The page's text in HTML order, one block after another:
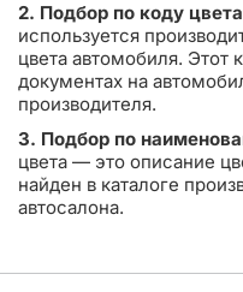
2. Подбор по коду
используется
цвета автомобиля. Этот
документах на
производителя.
3. Подбор по
цвета — это описание
найден в каталоге
автосалона.